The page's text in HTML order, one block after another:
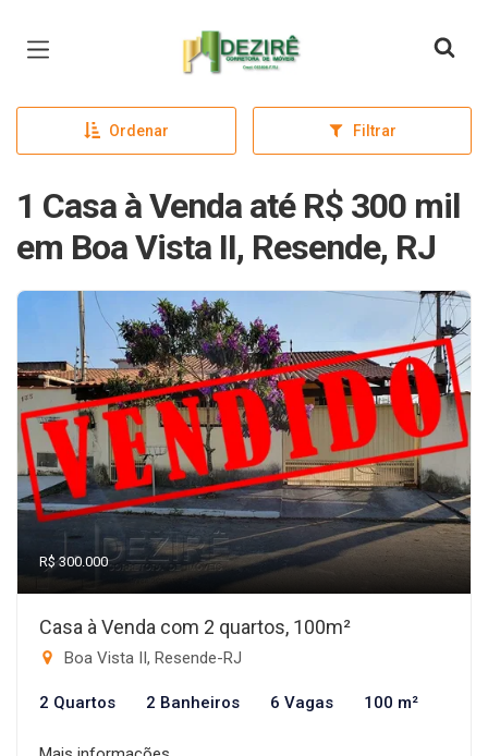
Página inicial
Ordenar Filtrar
1 Casa à Venda até R$ 300 mil
em Boa Vista II, Resende, RJ
R$ 300.000
Casa à Venda com 2 quartos, 100m²
Boa Vista II, Resende-RJ
2 Quartos 2 Banheiros 6 Vagas 100 m²